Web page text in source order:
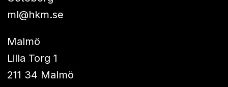
ml@hkm.se
Malmö
Lilla Torg 1
211 34 Malmö